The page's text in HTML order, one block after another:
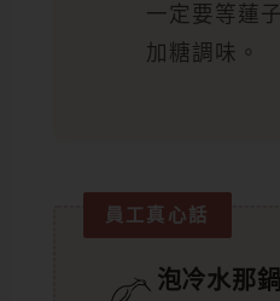
一定要等蓮
加糖調味。
員工真心話
泡冷水那